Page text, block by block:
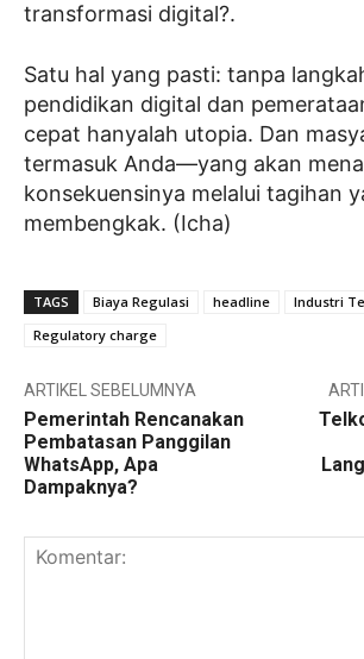
transformasi digital?.
Satu hal yang pasti: tanpa
pendidikan digital dan
cepat hanyalah utopia. Dan
termasuk Anda—yang akan
konsekuensinya melalui tagihan
membengkak. (Icha)
TAGS Biaya Regulasi headline
Industri
Regulatory charge
ARTIKEL SEBELUMNYA
Pemerintah Rencanakan
Pembatasan Panggilan
WhatsApp, Apa
Dampaknya?